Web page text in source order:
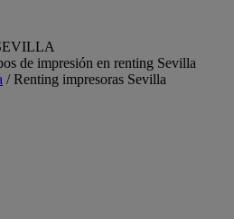
de impresión en renting Sevilla
/ Renting impresoras Sevilla